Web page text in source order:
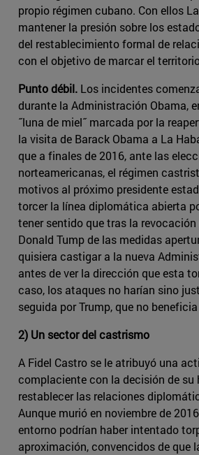
propio régimen cubano. Con ellos
mantener la presión sobre los
del restablecimiento formal de
con el objetivo de marcar el
Punto débil. Los incidentes
durante la Administración Obama,
˝luna de miel˝ marcada por la
la visita de Barack Obama a La
que a finales de 2016, ante las
norteamericanas, el régimen
motivos al próximo presidente
torcer la línea diplomática abierta
tener sentido que tras la
Donald Tump de las medidas
quisiera castigar a la nueva
antes de ver la dirección que esta
caso, los ataques no harían sino
seguida por Trump, que no
2) Un sector del castrismo
A Fidel Castro se le atribuyó una
complaciente con la decisión de su
restablecer las relaciones
Aunque murió en noviembre de
entorno podrían haber intentado
aproximación, convencidos de que